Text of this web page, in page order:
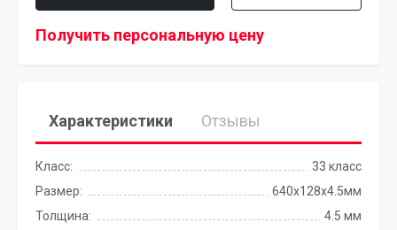
Получить персональную цену
Характеристики Отзывы
Класс:
33 класс
Размер:
640х128х4.5мм
Толщина:
4.5 мм